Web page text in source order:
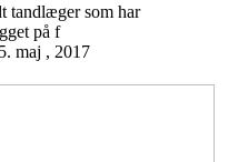
tandlæger som har
på f
maj , 2017